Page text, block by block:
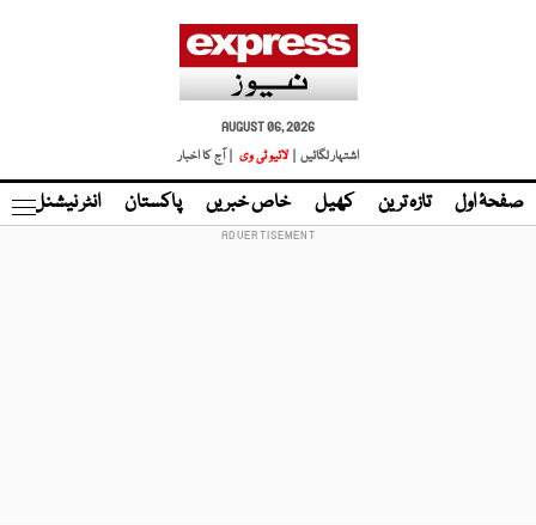
AUGUST 06, 2026
اشتہار لگائیں |
لائیو ٹی وی | آج کا اخبار
صفحۂ اول تازہ ترین کھیل خاص خبریں پاکستان انٹر نیشنل